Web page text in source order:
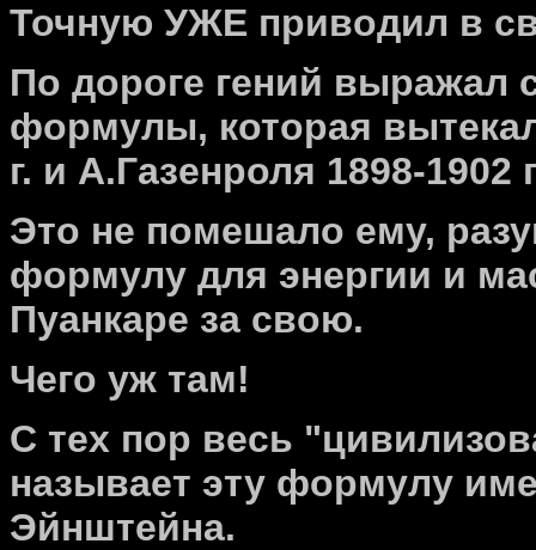
Точную УЖЕ приводил в
По дороге гений выражал
формулы, которая
г. и А.Газенроля 1898-1902
Это не помешало ему,
формулу для энергии и
Пуанкаре за свою.
Чего уж там!
С тех пор весь
называет эту формулу
Эйнштейна.